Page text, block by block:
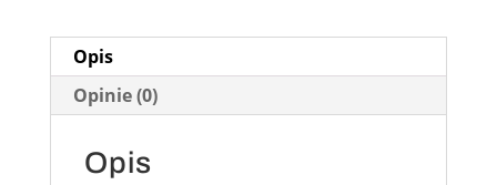
Opis
Opinie (0)
Opis